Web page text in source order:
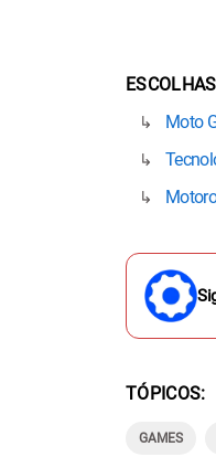
Moto
TÓPICOS
GAMES